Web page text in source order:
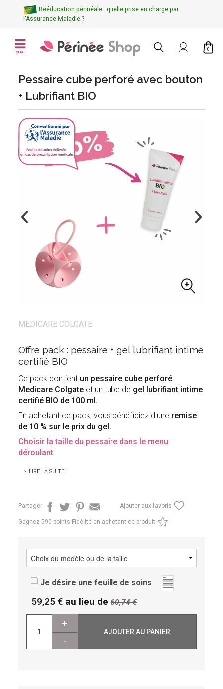
Rééducation périnéale : quelle prise en charge par
l'Assurance Maladie ?
MENU
0
Pessaire cube perforé avec bouton
+ Lubrifiant BIO
MEDICARE COLGATE
Offre pack : pessaire + gel lubrifiant intime
certifié BIO
Ce pack contient un pessaire cube perforé
Medicare Colgate et un tube de gel lubrifiant intime
certifié BIO de 100 ml.
En achetant ce pack, vous bénéficiez d'une remise
de 10 % sur le prix du gel.
Choisir la taille du pessaire dans le menu
déroulant
LIRE LA SUITE
Partager Ajouter aux favoris
Gagnez 590 points Fidélité en achetant ce produit
Je désire une feuille de soins
59,25 au lieu de60,74
+
-
AJOUTER AU PANIER